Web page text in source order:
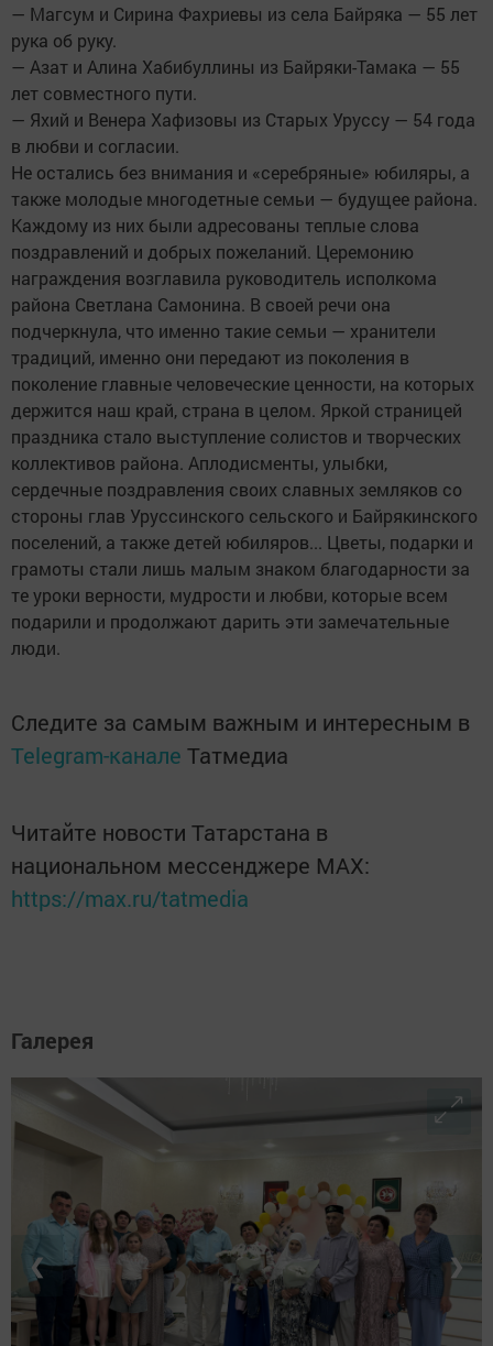
— Магсум и Сирина Фахриевы из села Байряка — 55 лет
рука об руку.
— Азат и Алина Хабибуллины из Байряки-Тамака — 55
лет совместного пути.
— Яхий и Венера Хафизовы из Старых Уруссу — 54 года
в любви и согласии.
Не остались без внимания и «серебряные» юбиляры, а
также молодые многодетные семьи — будущее района.
Каждому из них были адресованы теплые слова
поздравлений и добрых пожеланий. Церемонию
награждения возглавила руководитель исполкома
района Светлана Самонина. В своей речи она
подчеркнула, что именно такие семьи — хранители
традиций, именно они передают из поколения в
поколение главные человеческие ценности, на которых
держится наш край, страна в целом. Яркой страницей
праздника стало выступление солистов и творческих
коллективов района. Аплодисменты, улыбки,
сердечные поздравления своих славных земляков со
стороны глав Уруссинского сельского и Байрякинского
поселений, а также детей юбиляров... Цветы, подарки и
грамоты стали лишь малым знаком благодарности за
те уроки верности, мудрости и любви, которые всем
подарили и продолжают дарить эти замечательные
люди.
Следите за самым важным и интересным в
Telegram-канале Татмедиа
Читайте новости Татарстана в
национальном мессенджере MАХ:
https://max.ru/tatmedia
Галерея
❮ ❯